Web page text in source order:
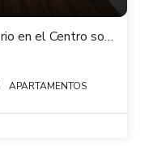
Apto en Alquiler de 1 dormitorio en el Centro sobre Ejido esq 18 de Julio
APARTAMENTOS